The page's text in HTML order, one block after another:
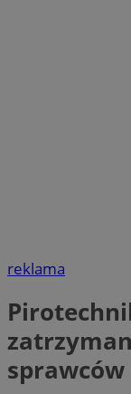
reklama
sprawców